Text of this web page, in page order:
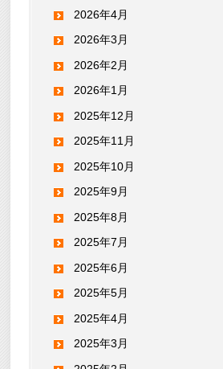
2026年4月
2026年3月
2026年2月
2026年1月
2025年12月
2025年11月
2025年10月
2025年9月
2025年8月
2025年7月
2025年6月
2025年5月
2025年4月
2025年3月